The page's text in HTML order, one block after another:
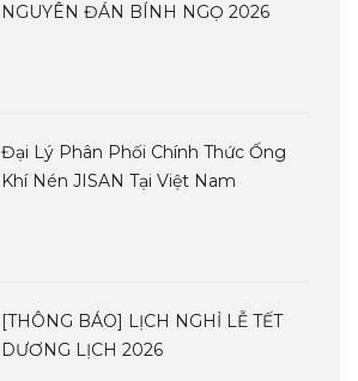
NGUYÊN ĐÁN BÍNH NGỌ 2026
Đại Lý Phân Phối Chính Thức Ống
Khí Nén JISAN Tại Việt Nam
[THÔNG BÁO] LỊCH NGHỈ LỄ TẾT
DƯƠNG LỊCH 2026